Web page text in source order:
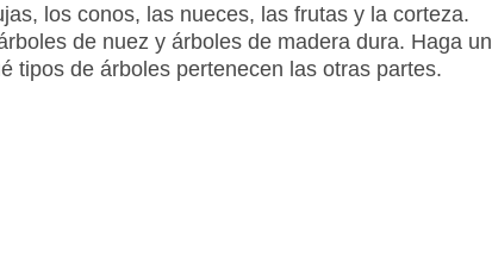
los conos, las nueces, las frutas y la corteza.
de nuez y árboles de madera dura. Haga un
tipos de árboles pertenecen las otras partes.